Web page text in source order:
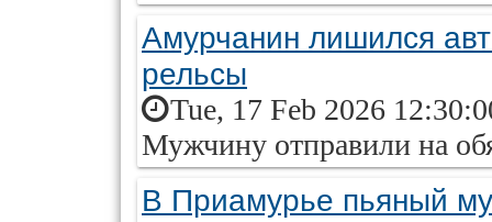
Амурчанин лишился
рельсы
Tue, 17 Feb 2026
Мужчину отправили на
В Приамурье пьяный